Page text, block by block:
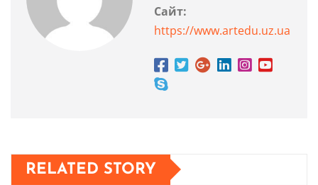
Сайт:
https://www.artedu.uz.ua
RELATED STORY